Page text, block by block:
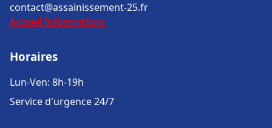
contact@assainissement-25.fr
Accueil Informations
Horaires
Lun-Ven: 8h-19h
Service d'urgence 24/7